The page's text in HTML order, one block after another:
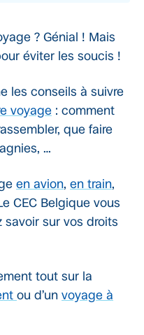
? Génial ! Mais
éviter les soucis !
les conseils à suivre
voyage : comment
que faire
…
en avion, en train,
CEC Belgique vous
sur vos droits
tout sur la
ou d’un voyage à